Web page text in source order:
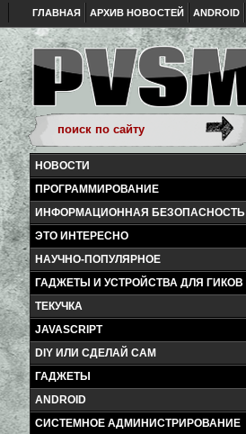
ГЛАВНАЯ АРХИВ НОВОСТЕЙ ANDROID
НОВОСТИ
ПРОГРАММИРОВАНИЕ
ИНФОРМАЦИОННАЯ БЕЗОПАСНОСТЬ
ЭТО ИНТЕРЕСНО
НАУЧНО-ПОПУЛЯРНОЕ
ГАДЖЕТЫ И УСТРОЙСТВА ДЛЯ ГИКОВ
ТЕКУЧКА
JAVASCRIPT
DIY ИЛИ СДЕЛАЙ САМ
ГАДЖЕТЫ
ANDROID
СИСТЕМНОЕ АДМИНИСТРИРОВАНИЕ